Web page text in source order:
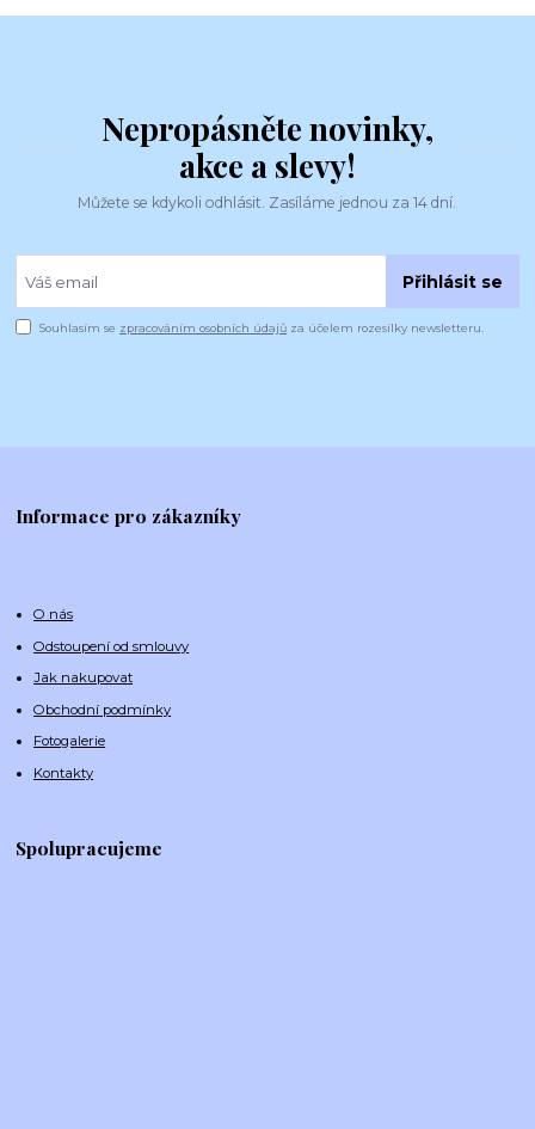
Nepropásněte novinky,
akce a slevy!
Můžete se kdykoli odhlásit. Zasíláme jednou za 14 dní.
Přihlásit se
Souhlasím se zpracováním osobních údajů za účelem rozesílky newsletteru.
Informace pro zákazníky
O nás
Odstoupení od smlouvy
Jak nakupovat
Obchodní podmínky
Fotogalerie
Kontakty
Spolupracujeme